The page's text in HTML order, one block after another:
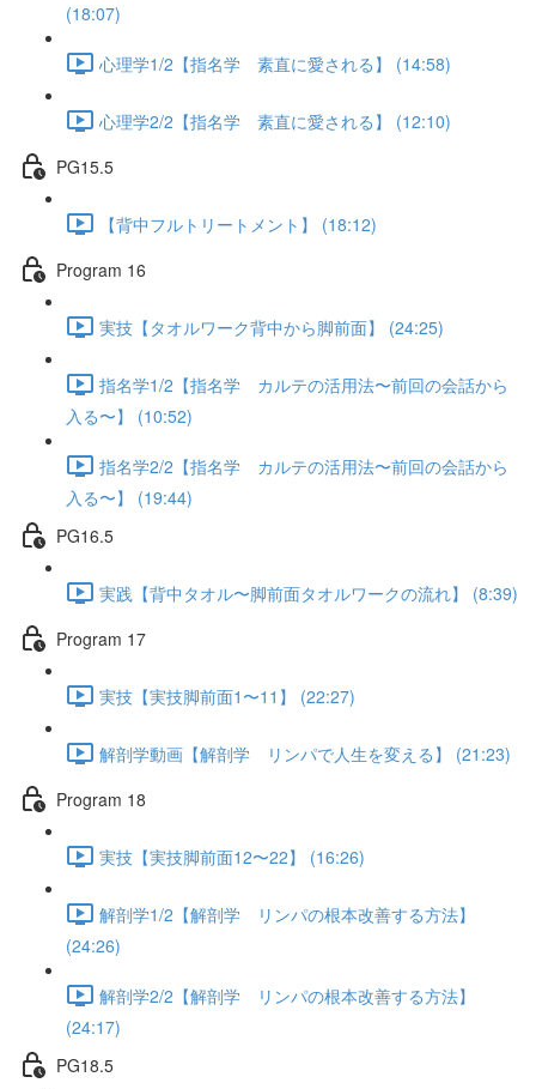
(18:07)
心理学1/2【指名学 素直に愛される】 (14:58)
心理学2/2【指名学 素直に愛される】 (12:10)
PG15.5
【背中フルトリートメント】 (18:12)
Program 16
実技【タオルワーク背中から脚前面】 (24:25)
指名学1/2【指名学 カルテの活用法〜前回の会話から
入る〜】 (10:52)
指名学2/2【指名学 カルテの活用法〜前回の会話から
入る〜】 (19:44)
PG16.5
実践【背中タオル〜脚前面タオルワークの流れ】 (8:39)
Program 17
実技【実技脚前面1〜11】 (22:27)
解剖学動画【解剖学 リンパで人生を変える】 (21:23)
Program 18
実技【実技脚前面12〜22】 (16:26)
解剖学1/2【解剖学 リンパの根本改善する方法】
(24:26)
解剖学2/2【解剖学 リンパの根本改善する方法】
(24:17)
PG18.5